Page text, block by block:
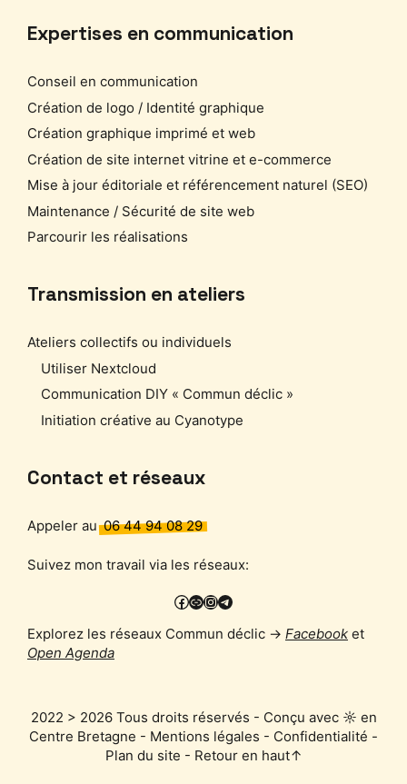
Expertises en communication
Conseil en communication
Création de logo / Identité graphique
Création graphique imprimé et web
Création de site internet vitrine et e-commerce
Mise à jour éditoriale et référencement naturel (SEO)
Maintenance / Sécurité de site web
Parcourir les réalisations
Transmission en ateliers
Ateliers collectifs ou individuels
Utiliser Nextcloud
Communication DIY « Commun déclic »
Initiation créative au Cyanotype
Contact et réseaux
Appeler au06 44 94 08 29
Suivez mon travail via les réseaux:
Facebook
PixelFed
Instagram
Telegram
Explorez les réseaux Commun déclic → Facebook et
Open Agenda
2022 > 2026 Tous droits réservés - Conçu avec ☼ en
Centre Bretagne - Mentions légales - Confidentialité -
Plan du site - Retour en haut↑